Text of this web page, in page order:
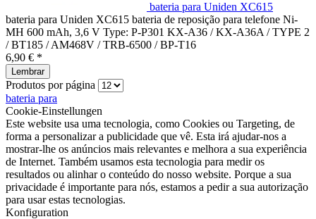
bateria para Uniden XC615
bateria para Uniden XC615 bateria de reposição para telefone Ni-
MH 600 mAh, 3,6 V Type: P-P301 KX-A36 / KX-A36A / TYPE 2
/ BT185 / AM468V / TRB-6500 / BP-T16
6,90 € *
Lembrar
Produtos por página
bateria para
Cookie-Einstellungen
Este website usa uma tecnologia, como Cookies ou Targeting, de
forma a personalizar a publicidade que vê. Esta irá ajudar-nos a
mostrar-lhe os anúncios mais relevantes e melhora a sua experiência
de Internet. Também usamos esta tecnologia para medir os
resultados ou alinhar o conteúdo do nosso website. Porque a sua
privacidade é importante para nós, estamos a pedir a sua autorização
para usar estas tecnologias.
Konfiguration